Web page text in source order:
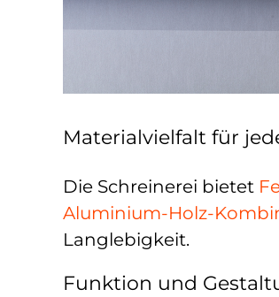
Materialvielfalt für
Die Schreinerei bietet
Aluminium-Holz-
Langlebigkeit.
Funktion und